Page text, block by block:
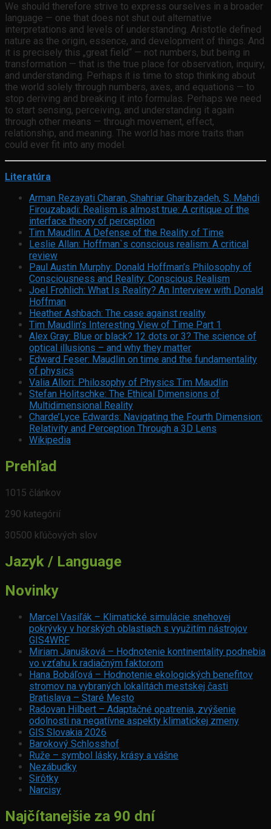
We should therefore strive to express ourselves in a broader
language — one that does not shut out alternative
interpretations and levels of understanding. Aristotle defined
nature as the origin, essence, and development of things. And
it is precisely this „great field“ — not numbers, but being in
transformation — that is the true place for observation, inquiry,
and understanding. Perhaps it is time to stop thinking about
the world solely through numbers, axes, and equations — to
stop deriving and breaking it into formulas. Perhaps we need
to start sensing, perceiving, and understanding it again
through other means — through movement, effect,
relationship, and meaning. The world has more traits than
could ever fit into any model.
Literatúra
Arman Rezayati Charan, Shahriar Gharibzadeh, S. Mahdi
Firouzabadi: Realism is almost true: A critique of the
interface theory of perception
Tim Maudlin: A Defense of the Reality of Time
Leslie Allan: Hoffman`s conscious realism: A critical
review
Paul Austin Murphy: Donald Hoffman’s Philosophy of
Consciousness and Reality: Conscious Realism
Joel Frohlich: What Is Reality? An Interview with Donald
Hoffman
Heather Ashbach: The case against reality
Tim Maudlin’s Interesting View of Time Part 1
Alex Gray: Blue or black? 12 dots or 3? The science of
optical illusions – and why they matter
Edward Feser: Maudlin on time and the fundamentality
of physics
Valia Allori: Philosophy of Physics Tim Maudlin
Stefan Holitschke: The Ethical Dimensions of
Multidimensional Reality
Charde’Lyce Edwards: Navigating the Fourth Dimension:
Relativity and Perception Through a 3D Lens
Wikipedia
Prehľad
1015 článkov
290 kategórií
30500 kľúčových slov
Jazyk / Language
Novinky
Marcel Vasiľák – Klimatické simulácie snehovej
pokrývky v horských oblastiach s využitím nástrojov
GIS4WRF
Miriam Janušková – Hodnotenie kontinentality podnebia
vo vzťahu k radiačným faktorom
Hana Bobáľová – Hodnotenie ekologických benefitov
stromov na vybraných lokalitách mestskej časti
Bratislava – Staré Mesto
Radovan Hilbert – Adaptačné opatrenia, zvýšenie
odolnosti na negatívne aspekty klimatickej zmeny
GIS Slovakia 2026
Barokový Schlosshof
Ruže – symbol lásky, krásy a vášne
Nezábudky
Sirôtky
Narcisy
Najčítanejšie za 90 dní